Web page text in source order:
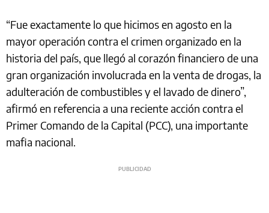
“Fue exactamente lo que hicimos en agosto en la
mayor operación contra el crimen organizado en la
historia del país, que llegó al corazón financiero de una
gran organización involucrada en la venta de drogas, la
adulteración de combustibles y el lavado de dinero”,
afirmó en referencia a una reciente acción contra el
Primer Comando de la Capital (PCC), una importante
mafia nacional.